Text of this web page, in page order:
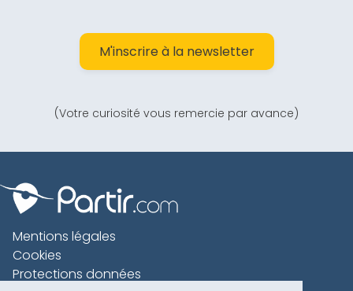
M'inscrire à la newsletter
(Votre curiosité vous remercie par avance)
Mentions légales
Cookies
Protections données